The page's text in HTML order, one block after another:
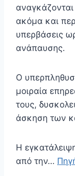
ακόμα και
υπερβάσεις
ανάπαυσης.
Ο
μοιραία
τους,
άσκηση των
Η
από την…